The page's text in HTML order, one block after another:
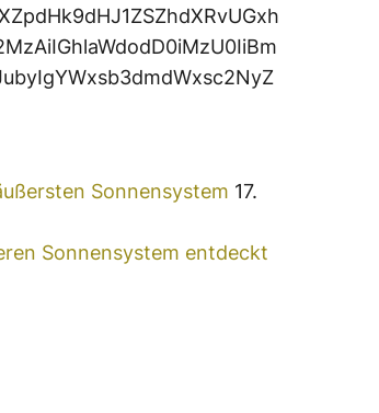
Sonnensystem 17.
Sonnensystem entdeckt